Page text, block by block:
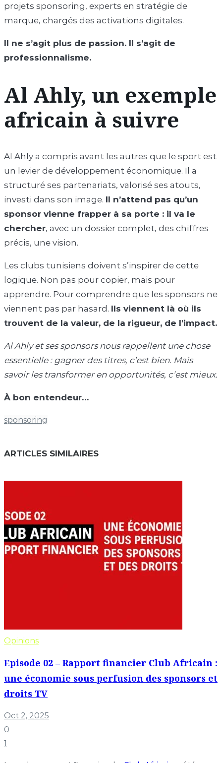
projets sponsoring, experts en stratégie de
marque, chargés des activations digitales.
Il ne s’agit plus de passion. Il s’agit de
professionnalisme.
Al Ahly, un exemple
africain à suivre
Al Ahly a compris avant les autres que le sport est
un levier de développement économique. Il a
structuré ses partenariats, valorisé ses atouts,
investi dans son image. Il n’attend pas qu’un
sponsor vienne frapper à sa porte : il va le
chercher, avec un dossier complet, des chiffres
précis, une vision.
Les clubs tunisiens doivent s’inspirer de cette
logique. Non pas pour copier, mais pour
apprendre. Pour comprendre que les sponsors ne
viennent pas par hasard. Ils viennent là où ils
trouvent de la valeur, de la rigueur, de l’impact.
Al Ahly et ses sponsors nous rappellent une chose
essentielle : gagner des titres, c’est bien. Mais
savoir les transformer en opportunités, c’est mieux.
À bon entendeur…
sponsoring
ARTICLES SIMILAIRES
Opinions
Episode 02 – Rapport financier Club Africain :
une économie sous perfusion des sponsors et
droits TV
Oct 2, 2025
0
1